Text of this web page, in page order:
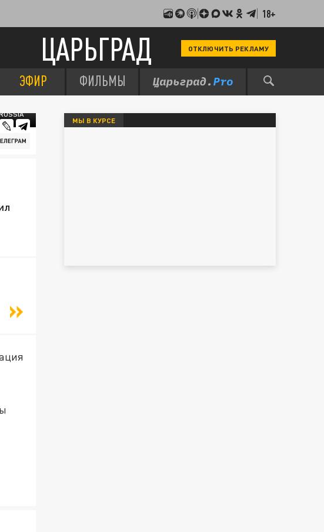
18+
ЦАРЬГРАД ОТКЛЮЧИТЬ РЕКЛАМУ
ЭФИР ФИЛЬМЫ
МЫ В КУРСЕ